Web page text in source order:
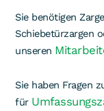
Sie benötigen
Schiebetürzargen
unseren
Sie haben Fragen
für